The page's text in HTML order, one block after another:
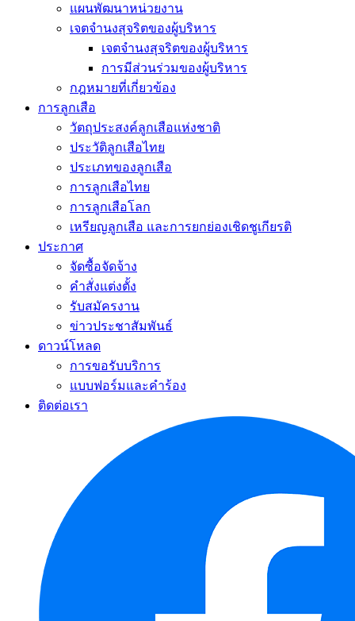
แผนพัฒนาหน่วยงาน
เจตจำนงสุจริตของผู้บริหาร
เจตจำนงสุจริตของผู้บริหาร
การมีส่วนร่วมของผู้บริหาร
กฎหมายที่เกี่ยวข้อง
การลูกเสือ
วัตถุประสงค์ลูกเสือแห่งชาติ
ประวัติลูกเสือไทย
ประเภทของลูกเสือ
การลูกเสือไทย
การลูกเสือโลก
เหรียญลูกเสือ และการยกย่องเชิดชูเกียรติ
ประกาศ
จัดซื้อจัดจ้าง
คำสั่งแต่งตั้ง
รับสมัครงาน
ข่าวประชาสัมพันธ์
ดาวน์โหลด
การขอรับบริการ
แบบฟอร์มและคำร้อง
ติดต่อเรา